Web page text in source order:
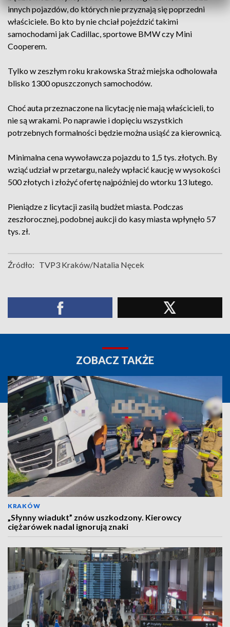
innych pojazdów, do których nie przyznają się poprzedni
właściciele. Bo kto by nie chciał pojeździć takimi
samochodami jak Cadillac, sportowe BMW czy Mini
Cooperem.
Tylko w zeszłym roku krakowska Straż miejska odholowała
blisko 1300 opuszczonych samochodów.
Choć auta przeznaczone na licytację nie mają właścicieli, to
nie są wrakami. Po naprawie i dopięciu wszystkich
potrzebnych formalności będzie można usiąść za kierownicą.
Minimalna cena wywoławcza pojazdu to 1,5 tys. złotych. By
wziąć udział w przetargu, należy wpłacić kaucję w wysokości
500 złotych i złożyć ofertę najpóźniej do wtorku 13 lutego.
Pieniądze z licytacji zasilą budżet miasta. Podczas
zeszłorocznej, podobnej aukcji do kasy miasta wpłynęło 57
tys. zł.
Źródło: TVP3 Kraków/Natalia Nęcek
ZOBACZ TAKŻE
KRAKÓW
„Słynny wiadukt” znów uszkodzony. Kierowcy
ciężarówek nadal ignorują znaki